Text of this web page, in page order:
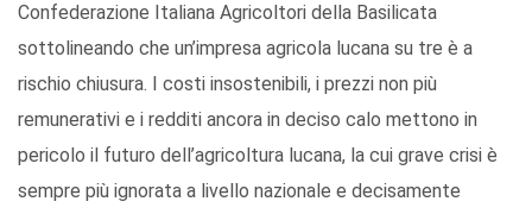
Confederazione Italiana Agricoltori della Basilicata
sottolineando che un’impresa agricola lucana su tre è a
rischio chiusura. I costi insostenibili, i prezzi non più
remunerativi e i redditi ancora in deciso calo mettono in
pericolo il futuro dell’agricoltura lucana, la cui grave crisi è
sempre più ignorata a livello nazionale e decisamente